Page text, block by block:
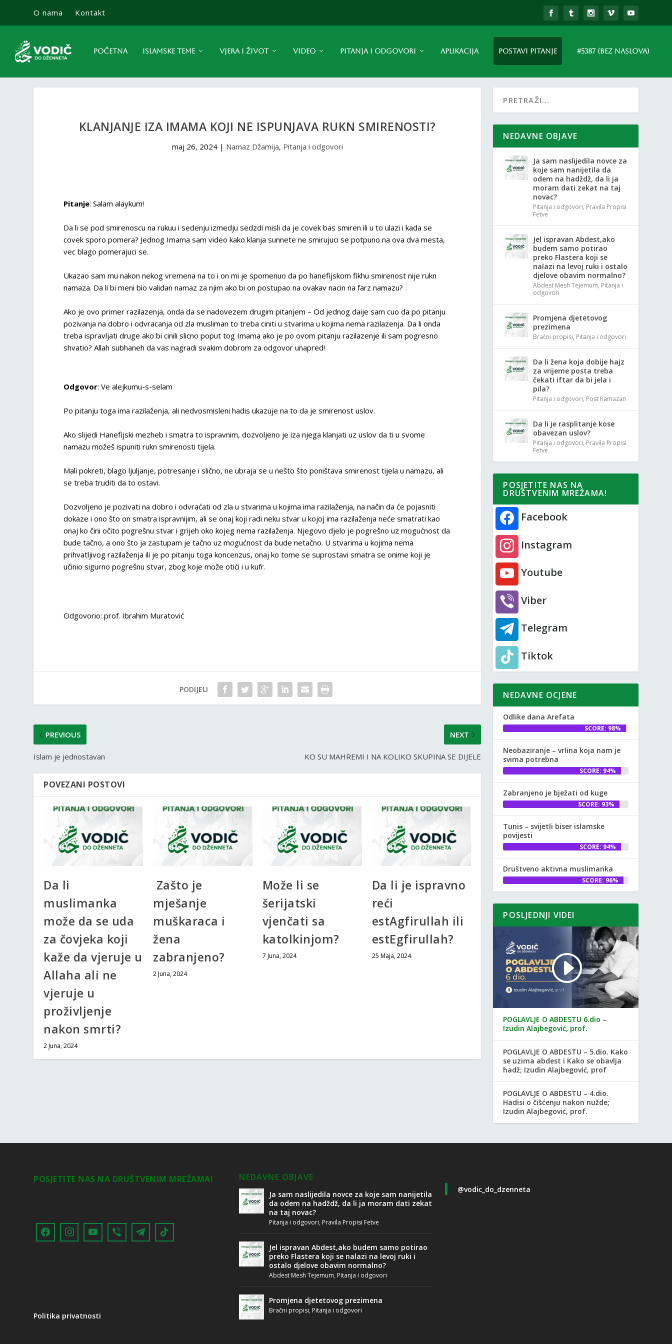
O nama Kontakt
POČETNA ISLAMSKE TEME VJERA I ŽIVOT VIDEO PITANJA I ODGOVORI APLIKACIJA POSTAVI PITANJE #5387 (BEZ NASLOVA)
KLANJANJE IZA IMAMA KOJI NE ISPUNJAVA RUKN SMIRENOSTI?
maj 26, 2024| Namaz Džamija, Pitanja i odgovori
Pitanje: Salam alaykum!
Da li se pod smirenoscu na rukuu i sedenju izmedju sedzdi misli da je covek bas smiren ili u to ulazi i kada se
covek sporo pomera? Jednog Imama sam video kako klanja sunnete ne smirujuci se potpuno na ova dva mesta,
vec blago pomerajuci se.
Ukazao sam mu nakon nekog vremena na to i on mi je spomenuo da po hanefijskom fikhu smirenost nije rukn
namaza. Da li bi meni bio validan namaz za njim ako bi on postupao na ovakav nacin na farz namazu?
Ako je ovo primer razilazenja, onda da se nadovezem drugim pitanjem – Od jednog daije sam cuo da po pitanju
pozivanja na dobro i odvracanja od zla musliman to treba ciniti u stvarima u kojima nema razilazenja. Da li onda
treba ispravljati druge ako bi cinili slicno poput tog Imama ako je po ovom pitanju razilazenje ili sam pogresno
shvatio? Allah subhaneh da vas nagradi svakim dobrom za odgovor unapred!
Odgovor: Ve alejkumu-s-selam
Po pitanju toga ima razilaženja, ali nedvosmisleni hadis ukazuje na to da je smirenost uslov.
Ako slijedi Hanefijski mezheb i smatra to ispravnim, dozvoljeno je iza njega klanjati uz uslov da ti u svome
namazu možeš ispuniti rukn smirenosti tijela.
Mali pokreti, blago ljuljanje, potresanje i slično, ne ubraja se u nešto što poništava smirenost tijela u namazu, ali
se treba truditi da to ostavi.
Dozvoljeno je pozivati na dobro i odvraćati od zla u stvarima u kojima ima razilaženja, na način da će pojasniti
dokaze i ono što on smatra ispravnijim, ali se onaj koji radi neku stvar u kojoj ima razilaženja neće smatrati kao
onaj ko čini očito pogrešnu stvar i grijeh oko kojeg nema razilaženja. Njegovo djelo je pogrešno uz mogućnost da
bude tačno, a ono što ja zastupam je tačno uz mogućnost da bude netačno. U stvarima u kojima nema
prihvatljivog razilaženja ili je po pitanju toga koncenzus, onaj ko tome se suprostavi smatra se onime koji je
učinio sigurno pogrešnu stvar, zbog koje može otići i u kufr.
Odgovorio: prof. Ibrahim Muratović
PODIJELI
PREVIOUS
Islam je jednostavan
NEXT
KO SU MAHREMI I NA KOLIKO SKUPINA SE DIJELE
POVEZANI POSTOVI
Da li
muslimanka
može da se uda
za čovjeka koji
kaže da vjeruje u
Allaha ali ne
vjeruje u
proživljenje
nakon smrti?
2 Juna, 2024
Zašto je
mješanje
muškaraca i
žena
zabranjeno?
2 Juna, 2024
Može li se
šerijatski
vjenčati sa
katolkinjom?
7 Juna, 2024
Da li je ispravno
reći
estAgfirullah ili
estEgfirullah?
25 Maja, 2024
NEDAVNE OBJAVE
Ja sam naslijedila novce za
koje sam nanijetila da
odem na hadždž, da li ja
moram dati zekat na taj
novac?
Pitanja i odgovori, Pravila Propisi
Fetve
Jel ispravan Abdest,ako
budem samo potirao
preko Flastera koji se
nalazi na levoj ruki i ostalo
djelove obavim normalno?
Abdest Mesh Tejemum, Pitanja i
odgovori
Promjena djetetovog
prezimena
Bračni propisi, Pitanja i odgovori
Da li žena koja dobije hajz
za vrijeme posta treba
čekati iftar da bi jela i
pila?
Pitanja i odgovori, Post Ramazan
Da li je rasplitanje kose
obavezan uslov?
Pitanja i odgovori, Pravila Propisi
Fetve
POSJETITE NAS NA
DRUŠTVENIM MREŽAMA!
Facebook
Instagram
Youtube
Viber
Telegram
Tiktok
NEDAVNE OCJENE
Odlike dana Arefata
SCORE: 98%
Neobaziranje – vrlina koja nam je
svima potrebna
SCORE: 94%
Zabranjeno je bježati od kuge
SCORE: 93%
Tunis – svijetli biser islamske
povijesti
SCORE: 94%
Društveno aktivna muslimanka
SCORE: 96%
POSLJEDNJI VIDEI
POGLAVLJE O ABDESTU 6.dio –
Izudin Alajbegović, prof.
POGLAVLJE O ABDESTU – 5.dio. Kako
se uzima abdest i Kako se obavlja
hadž; Izudin Alajbegović, prof
POGLAVLJE O ABDESTU – 4.dio.
Hadisi o čišćenju nakon nužde;
Izudin Alajbegović, prof.
POSJETITE NAS NA DRUŠTVENIM MREŽAMA!
Politika privatnosti
NEDAVNE OBJAVE
Ja sam naslijedila novce za koje sam nanijetila
da odem na hadždž, da li ja moram dati zekat
na taj novac?
Pitanja i odgovori, Pravila Propisi Fetve
Jel ispravan Abdest,ako budem samo potirao
preko Flastera koji se nalazi na levoj ruki i
ostalo djelove obavim normalno?
Abdest Mesh Tejemum, Pitanja i odgovori
Promjena djetetovog prezimena
Bračni propisi, Pitanja i odgovori
@vodic_do_dzenneta